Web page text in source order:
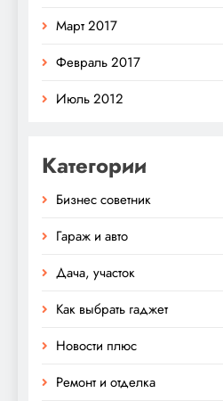
Март 2017
Февраль 2017
Июль 2012
Категории
Бизнес советник
Гараж и авто
Дача, участок
Как выбрать гаджет
Новости плюс
Ремонт и отделка